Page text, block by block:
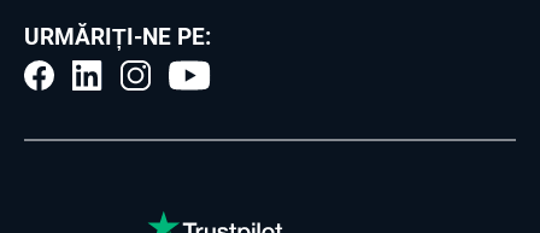
URMĂRIȚI-NE PE: